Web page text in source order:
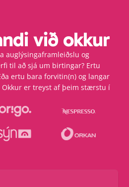
við okkur
auglýsingaframleiðslu og
til að sjá um birtingar? Ertu
ertu bara forvitin(n) og langar
Okkur er treyst af þeim stærstu í